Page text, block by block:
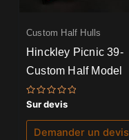
Custom Half Hulls
Hinckley Picnic 39-
Custom Half Model
Note
0
sur
Sur devis
Demander un devis